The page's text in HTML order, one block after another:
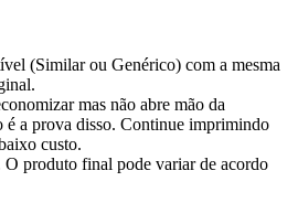
(Similar ou Genérico) com a mesma
mas não abre mão da
é a prova disso. Continue imprimindo
custo.
produto final pode variar de acordo